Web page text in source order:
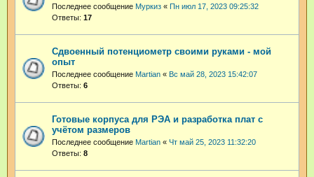
Последнее сообщение Муркиз « Пн июл 17, 2023 09:25:32
Ответы: 17
Сдвоенный потенциометр своими руками - мой
опыт
Последнее сообщение Martian « Вс май 28, 2023 15:42:07
Ответы: 6
Готовые корпуса для РЭА и разработка плат с
учётом размеров
Последнее сообщение Martian « Чт май 25, 2023 11:32:20
Ответы: 8